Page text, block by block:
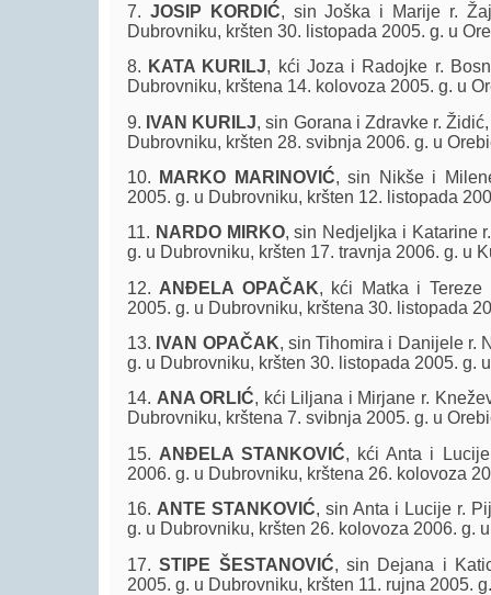
7. JOSIP KORDIĆ, sin Joška i Marije r.
Dubrovniku, kršten 30. listopada 2005. g. u
8. KATA KURILJ, kći Joza i Radojke r.
Dubrovniku, krštena 14. kolovoza 2005. g. u
9. IVAN KURILJ, sin Gorana i Zdravke r.
Dubrovniku, kršten 28. svibnja 2006. g. u
10.
MARKO MARINOVIĆ, sin Nikše i
2005. g. u Dubrovniku, kršten 12. listopada
11. NARDO MIRKO, sin Nedjeljka i Katarine
g. u Dubrovniku, kršten 17. travnja 2006. g. u
12. ANĐELA OPAČAK, kći Matka i Tereze
2005. g. u Dubrovniku, krštena 30. listopada
13. IVAN OPAČAK, sin Tihomira i Danijele r.
g. u Dubrovniku, kršten 30. listopada 2005. g.
14. ANA ORLIĆ, kći Liljana i Mirjane r.
Dubrovniku, krštena 7. svibnja 2005. g. u
15. ANĐELA STANKOVIĆ, kći Anta i
2006. g. u Dubrovniku, krštena 26. kolovoza
16. ANTE STANKOVIĆ, sin Anta i Lucije r.
g. u Dubrovniku, kršten 26. kolovoza 2006. g.
17.STIPE ŠESTANOVIĆ, sin Dejana i
2005. g. u Dubrovniku, kršten 11. rujna 2005.